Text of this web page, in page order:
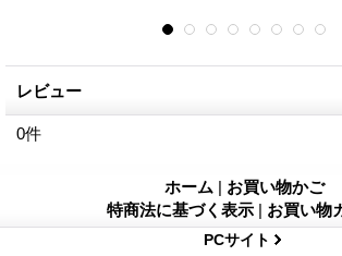
レビュー
0件
ホーム | お買い物かご
特商法に基づく表示 | お買い物
PCサイト